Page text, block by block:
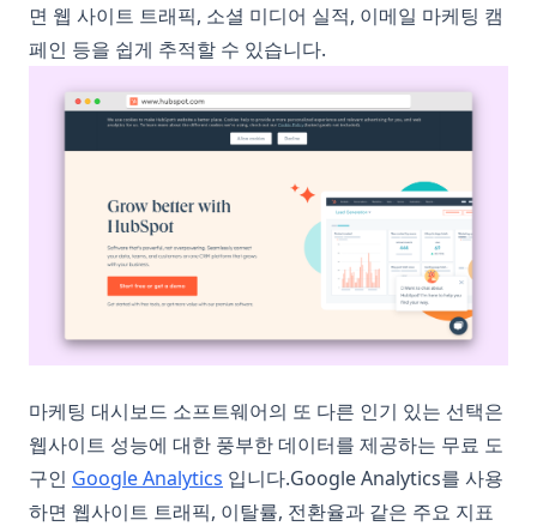
면 웹 사이트 트래픽, 소셜 미디어 실적, 이메일 마케팅 캠
페인 등을 쉽게 추적할 수 있습니다.
마케팅 대시보드 소프트웨어의 또 다른 인기 있는 선택은
웹사이트 성능에 대한 풍부한 데이터를 제공하는 무료 도
구인 Google Analytics (opens in a new tab)
입니다.Google Analytics를 사용
하면 웹사이트 트래픽, 이탈률, 전환율과 같은 주요 지표